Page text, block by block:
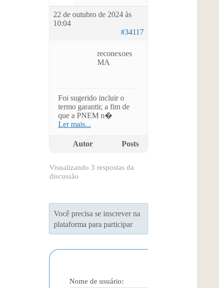
22 de outubro de 2024 às
10:04
#34117
reconexoes
MA
Foi sugerido incluir o
termo garantir, a fim de
que a PNEM n�
Ler mais...
Autor Posts
Visualizando 3 respostas da
discussão
Você precisa se inscrever na
plataforma para participar
Nome de usuário: